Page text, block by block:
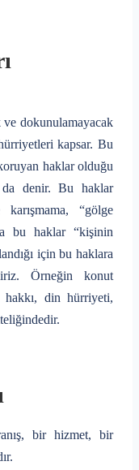
ve dokunulamayacak
kapsar. Bu
haklar olduğu
denir. Bu haklar
“gölge
bu haklar “kişinin
için bu haklara
Örneğin konut
hakkı, din hürriyeti,
bir hizmet, bir